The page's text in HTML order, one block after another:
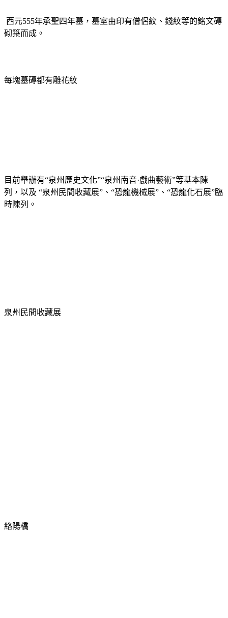
西元555年承聖四年墓，墓室由印有僧侶紋、錢紋等的銘文磚
砌築而成。
每塊墓磚都有雕花紋
目前舉辦有“泉州歷史文化”“泉州南音·戲曲藝術”等基本陳
列，以及 “泉州民間收藏展” 、 “恐龍機械展” 、 “恐龍化石展”臨
時陳列。
泉州民間收藏展
絡陽橋